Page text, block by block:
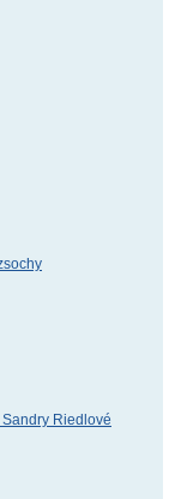
Riedlové